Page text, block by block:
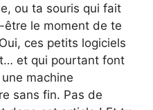
ou ta souris qui fait
être le moment de te
ces petits logiciels
et qui pourtant font
machine
sans fin. Pas de